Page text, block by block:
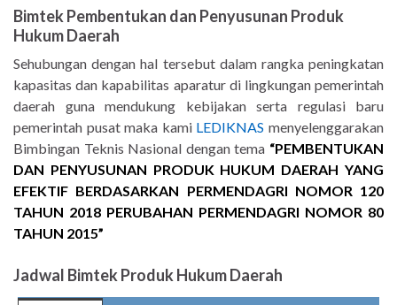
Bimtek Pembentukan dan Penyusunan Produk
Hukum Daerah
Sehubungan dengan hal tersebut dalam rangka peningkatan
kapasitas dan kapabilitas aparatur di lingkungan pemerintah
daerah guna mendukung kebijakan serta regulasi baru
pemerintah pusat maka kami LEDIKNAS menyelenggarakan
Bimbingan Teknis Nasional dengan tema “PEMBENTUKAN
DAN PENYUSUNAN PRODUK HUKUM DAERAH YANG
EFEKTIF BERDASARKAN PERMENDAGRI NOMOR 120
TAHUN 2018 PERUBAHAN PERMENDAGRI NOMOR 80
TAHUN 2015”
Jadwal Bimtek Produk Hukum Daerah